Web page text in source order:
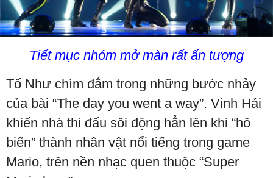
Tiết mục nhóm mở màn rất ấn tượng
Tố Như chìm đắm trong những bước nhảy
của bài “The day you went a way”. Vinh Hải
khiến nhà thi đấu sôi động hẳn lên khi “hô
biến” thành nhân vật nổi tiếng trong game
Mario, trên nền nhạc quen thuộc “Super